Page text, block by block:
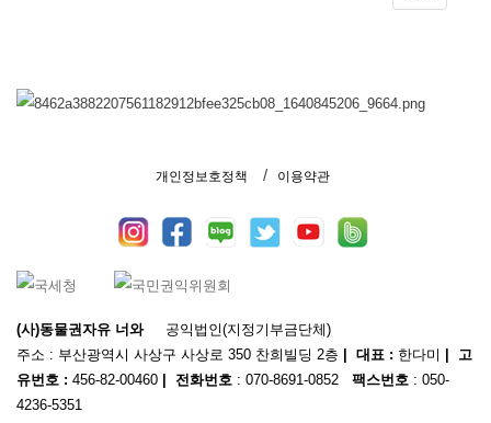
개인정보호정책 이용약관
(사)동물권자유 너와
공익법인(지정기부금단체)
주소 : 부산광역시 사상구 사상로 350 찬희빌딩 2층 | 대표 : 한다미 | 고
유번호 : 456-82-00460 | 전화번호 : 070-8691-0852 팩스번호 : 050-
4236-5351